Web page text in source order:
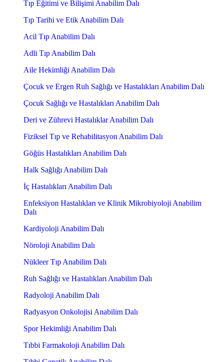
Tıp Eğitimi ve Bilişimi Anabilim Dalı
Tıp Tarihi ve Etik Anabilim Dalı
Acil Tıp Anabilim Dalı
Adli Tıp Anabilim Dalı
Aile Hekimliği Anabilim Dalı
Çocuk ve Ergen Ruh Sağlığı ve Hastalıkları Anabilim Dalı
Çocuk Sağlığı ve Hastalıkları Anabilim Dalı
Deri ve Zührevi Hastalıklar Anabilim Dalı
Fiziksel Tıp ve Rehabilitasyon Anabilim Dalı
Göğüs Hastalıkları Anabilim Dalı
Halk Sağlığı Anabilim Dalı
İç Hastalıkları Anabilim Dalı
Enfeksiyon Hastalıkları ve Klinik Mikrobiyoloji Anabilim
Dalı
Kardiyoloji Anabilim Dalı
Nöroloji Anabilim Dalı
Nükleer Tıp Anabilim Dalı
Ruh Sağlığı ve Hastalıkları Anabilim Dalı
Radyoloji Anabilim Dalı
Radyasyon Onkolojisi Anabilim Dalı
Spor Hekimliği Anabilim Dalı
Tıbbi Farmakoloji Anabilim Dalı